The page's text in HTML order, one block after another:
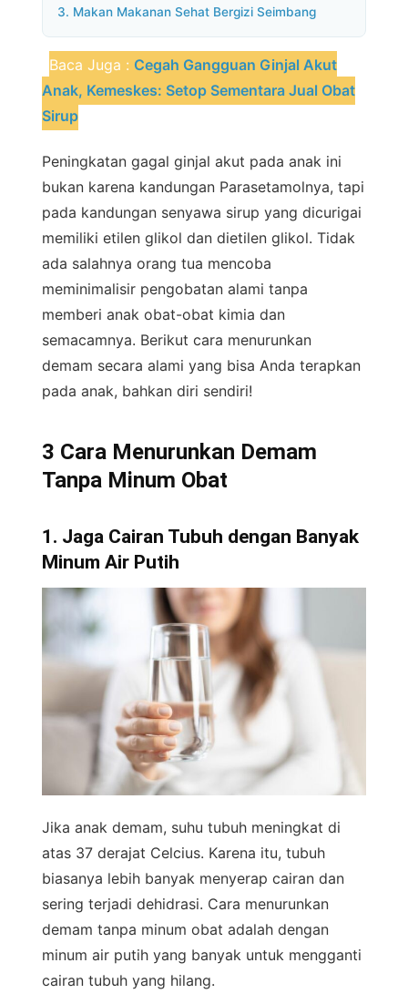
3. Makan Makanan Sehat Bergizi Seimbang
Baca Juga : Cegah Gangguan Ginjal Akut
Anak, Kemeskes: Setop Sementara Jual Obat
Sirup
Peningkatan gagal ginjal akut pada anak ini
bukan karena kandungan Parasetamolnya, tapi
pada kandungan senyawa sirup yang dicurigai
memiliki etilen glikol dan dietilen glikol. Tidak
ada salahnya orang tua mencoba
meminimalisir pengobatan alami tanpa
memberi anak obat-obat kimia dan
semacamnya. Berikut cara menurunkan
demam secara alami yang bisa Anda terapkan
pada anak, bahkan diri sendiri!
3 Cara Menurunkan Demam
Tanpa Minum Obat
1. Jaga Cairan Tubuh dengan Banyak
Minum Air Putih
Jika anak demam, suhu tubuh meningkat di
atas 37 derajat Celcius. Karena itu, tubuh
biasanya lebih banyak menyerap cairan dan
sering terjadi dehidrasi. Cara menurunkan
demam tanpa minum obat adalah dengan
minum air putih yang banyak untuk mengganti
cairan tubuh yang hilang.